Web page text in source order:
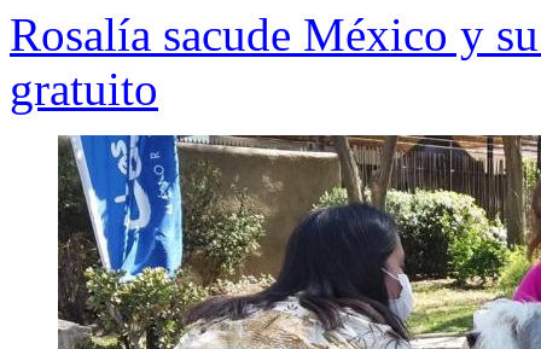
Rosalía sacude México y
gratuito